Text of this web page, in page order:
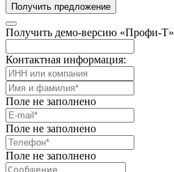
Получить предложение
Получить демо-версию «Профи-Т»
Контактная информация:
Поле не заполнено
Поле не заполнено
Поле не заполнено